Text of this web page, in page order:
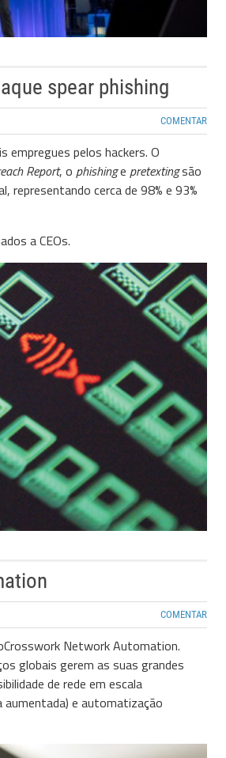
spear phishing
COMENTAR
​​empregues pelos hackers. O
Report, o phishinge pretextingsão
representando cerca de 98% e 93%
a CEOs.
COMENTAR
Crosswork Network Automation.
globais gerem as suas grandes
de rede em escala
e automatização